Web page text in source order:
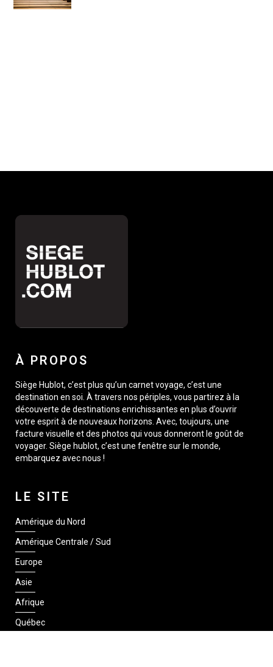
À PROPOS
Siège Hublot, c’est plus qu’un carnet voyage, c’est une
destination en soi. À travers nos périples, vous partirez à la
découverte de destinations enrichissantes en plus d’ouvrir
votre esprit à de nouveaux horizons. Avec, toujours, une
facture visuelle et des photos qui vous donneront le goût de
voyager. Siège hublot, c’est une fenêtre sur le monde,
embarquez avec nous !
LE SITE
Amérique du Nord
Amérique Centrale / Sud
Europe
Asie
Afrique
Québec